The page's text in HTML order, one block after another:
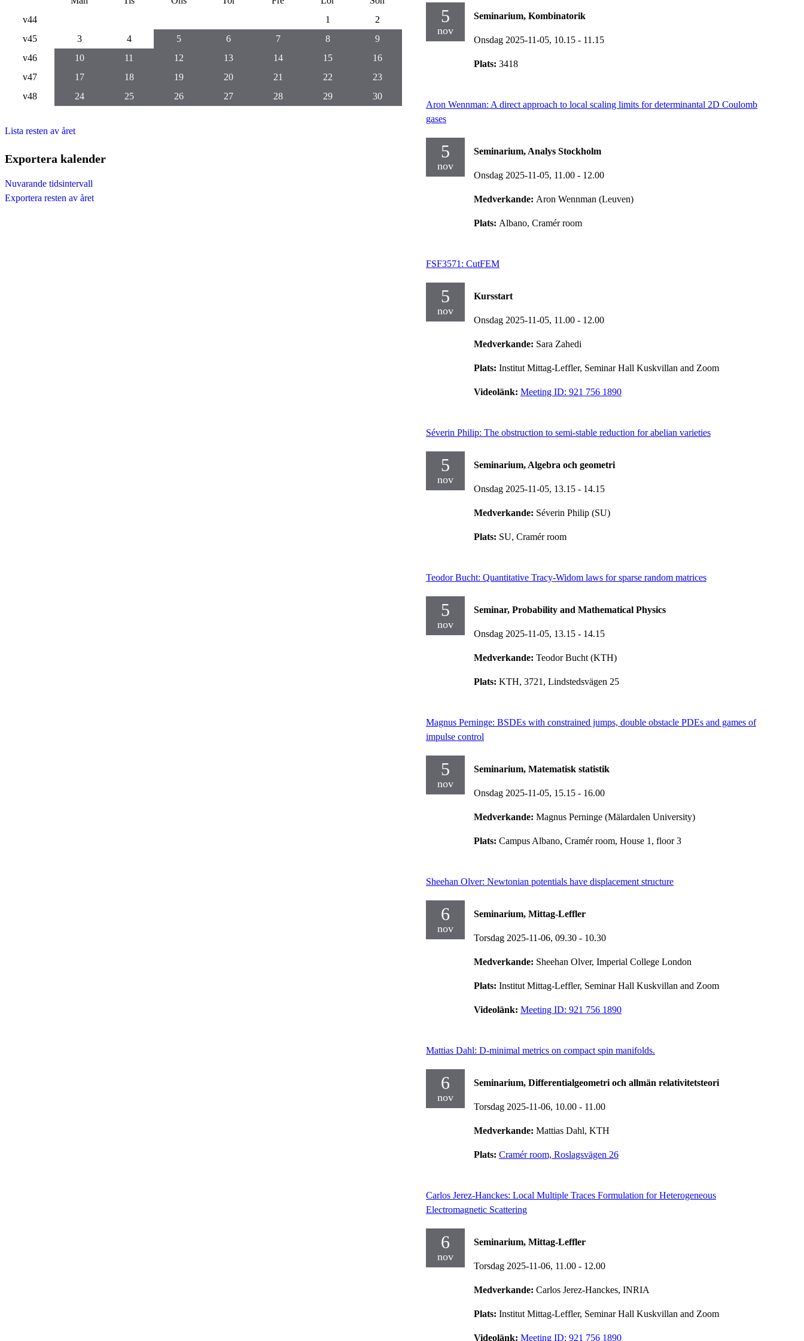
5
nov
Seminarium, Kombinatorik
Onsdag 2025-11-05, 10.15 - 11.15
Plats: 3418
Aron Wennman: A direct approach to local scaling limits for determinantal 2D Coulomb
gases
5
nov
Seminarium, Analys Stockholm
Onsdag 2025-11-05, 11.00 - 12.00
Medverkande: Aron Wennman (Leuven)
Plats: Albano, Cramér room
FSF3571: CutFEM
5
nov
Kursstart
Onsdag 2025-11-05, 11.00 - 12.00
Medverkande: Sara Zahedi
Plats: Institut Mittag-Leffler, Seminar Hall Kuskvillan and Zoom
Videolänk: Meeting ID: 921 756 1890
Séverin Philip: The obstruction to semi-stable reduction for abelian varieties
5
nov
Seminarium, Algebra och geometri
Onsdag 2025-11-05, 13.15 - 14.15
Medverkande: Séverin Philip (SU)
Plats: SU, Cramér room
Teodor Bucht: Quantitative Tracy-Widom laws for sparse random matrices
5
nov
Seminar, Probability and Mathematical Physics
Onsdag 2025-11-05, 13.15 - 14.15
Medverkande: Teodor Bucht (KTH)
Plats: KTH, 3721, Lindstedsvägen 25
Magnus Perninge: BSDEs with constrained jumps, double obstacle PDEs and games of
impulse control
5
nov
Seminarium, Matematisk statistik
Onsdag 2025-11-05, 15.15 - 16.00
Medverkande: Magnus Perninge (Mälardalen University)
Plats: Campus Albano, Cramér room, House 1, floor 3
Sheehan Olver: Newtonian potentials have displacement structure
6
nov
Seminarium, Mittag-Leffler
Torsdag 2025-11-06, 09.30 - 10.30
Medverkande: Sheehan Olver, Imperial College London
Plats: Institut Mittag-Leffler, Seminar Hall Kuskvillan and Zoom
Videolänk: Meeting ID: 921 756 1890
Mattias Dahl: D-minimal metrics on compact spin manifolds.
6
nov
Seminarium, Differentialgeometri och allmän relativitetsteori
Torsdag 2025-11-06, 10.00 - 11.00
Medverkande: Mattias Dahl, KTH
Plats: Cramér room, Roslagsvägen 26
Carlos Jerez-Hanckes: Local Multiple Traces Formulation for Heterogeneous
Electromagnetic Scattering
6
nov
Seminarium, Mittag-Leffler
Torsdag 2025-11-06, 11.00 - 12.00
Medverkande: Carlos Jerez-Hanckes, INRIA
Plats: Institut Mittag-Leffler, Seminar Hall Kuskvillan and Zoom
Videolänk: Meeting ID: 921 756 1890
v44
1
2
v45
3 4 5 6 7 8
9
v46
10 11 12 13 14 15
16
v47
17 18 19 20 21 22
23
v48
24 25 26 27 28 29 30
Lista resten av året
Exportera kalender
Nuvarande tidsintervall
Exportera resten av året